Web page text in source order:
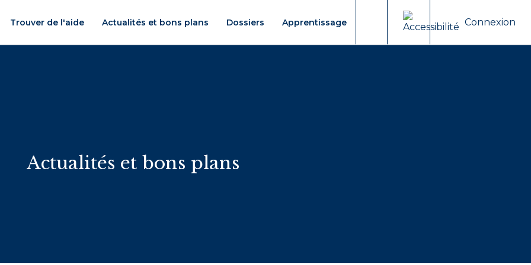
Trouver de l'aide Actualités et bons plans Dossiers Apprentissage
Moteur de recherche
Connexion
Actualités et bons plans